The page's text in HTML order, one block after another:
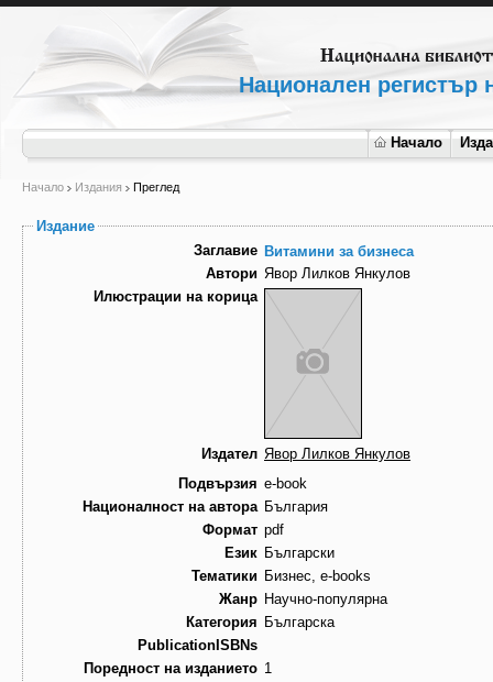
Национален регистър
Начало
Начало Издания Преглед
Издание
Заглавие Витамини за бизнеса
Автори Явор Лилков Янкулов
Илюстрации на корица
Издател Явор Лилков Янкулов
Подвързия e-book
Националност на автора България
Формат pdf
Език Български
Тематики Бизнес, e-books
Жанр Научно-популярна
Категория Българска
PublicationISBNs
Поредност на изданието 1